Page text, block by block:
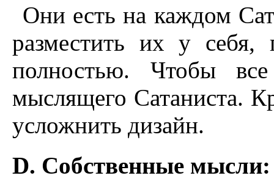
Они есть на каждом
разместить их у
полностью. Чтобы
мыслящего Сатаниста.
усложнить дизайн.
D. Собственные мысли: